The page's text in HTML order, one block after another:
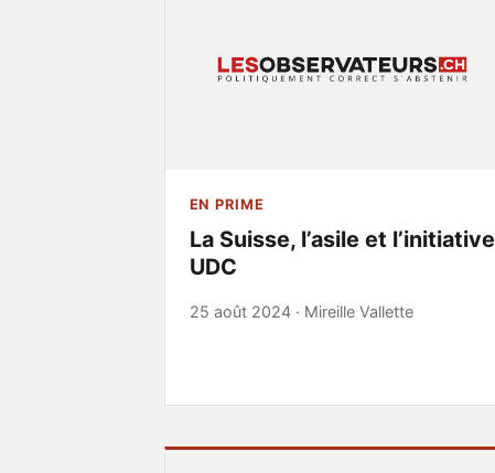
EN PRIME
La Suisse, l’asile et l’initiative
UDC
25 août 2024 · Mireille Vallette